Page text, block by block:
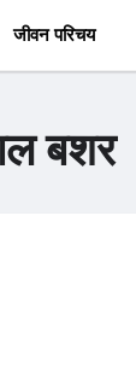
जीवन परिचय
बशर